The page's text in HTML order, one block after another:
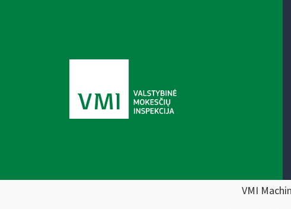
VMI